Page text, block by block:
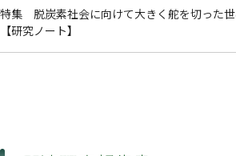
特集 脱炭素社会に向けて大きく舵を切った
【研究ノート】